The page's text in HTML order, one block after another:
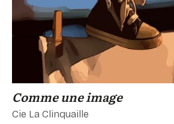
Comme une image
Cie La Clinquaille